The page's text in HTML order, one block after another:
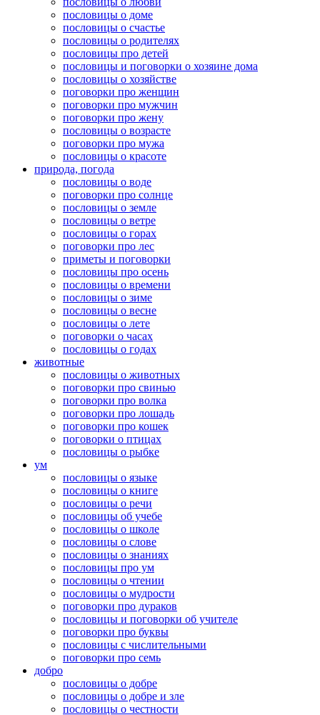
пословицы о доме
пословицы о счастье
пословицы о родителях
пословицы про детей
пословицы и поговорки о хозяине дома
пословицы о хозяйстве
поговорки про женщин
поговорки про мужчин
поговорки про жену
пословицы о возрасте
поговорки про мужа
пословицы о красоте
природа, погода
пословицы о воде
поговорки про солнце
пословицы о земле
пословицы о ветре
пословицы о горах
поговорки про лес
приметы и поговорки
пословицы про осень
пословицы о времени
пословицы о зиме
пословицы о весне
пословицы о лете
поговорки о часах
пословицы о годах
животные
пословицы о животных
поговорки про свинью
поговорки про волка
поговорки про лошадь
поговорки про кошек
поговорки о птицах
пословицы о рыбке
ум
пословицы о языке
пословицы о книге
пословицы о речи
пословицы об учебе
пословицы о школе
пословицы о слове
пословицы о знаниях
пословицы про ум
пословицы о чтении
пословицы о мудрости
поговорки про дураков
пословицы и поговорки об учителе
поговорки про буквы
пословицы с числительными
поговорки про семь
добро
пословицы о добре
пословицы о добре и зле
пословицы о честности